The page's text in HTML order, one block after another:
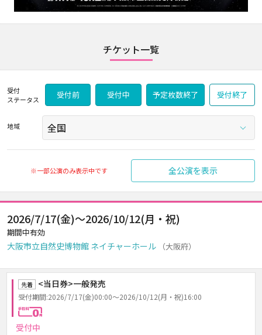
チケット一覧
受付
ステータス
受付前 受付中 予定枚数終了 受付終了
地域
※一部公演のみ表示中です 全公演を表示
2026/7/17(金)～2026/10/12(月・祝)
期間中有効
大阪市立自然史博物館 ネイチャーホール （大阪府）
先着 <当日券>一般発売
受付期間:2026/7/17(金)00:00～2026/10/12(月・祝)16:00
受付中